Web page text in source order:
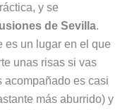
y se
de Sevilla.
es un lugar en el que
unas risas si vas
acompañado es casi
más aburrido) y